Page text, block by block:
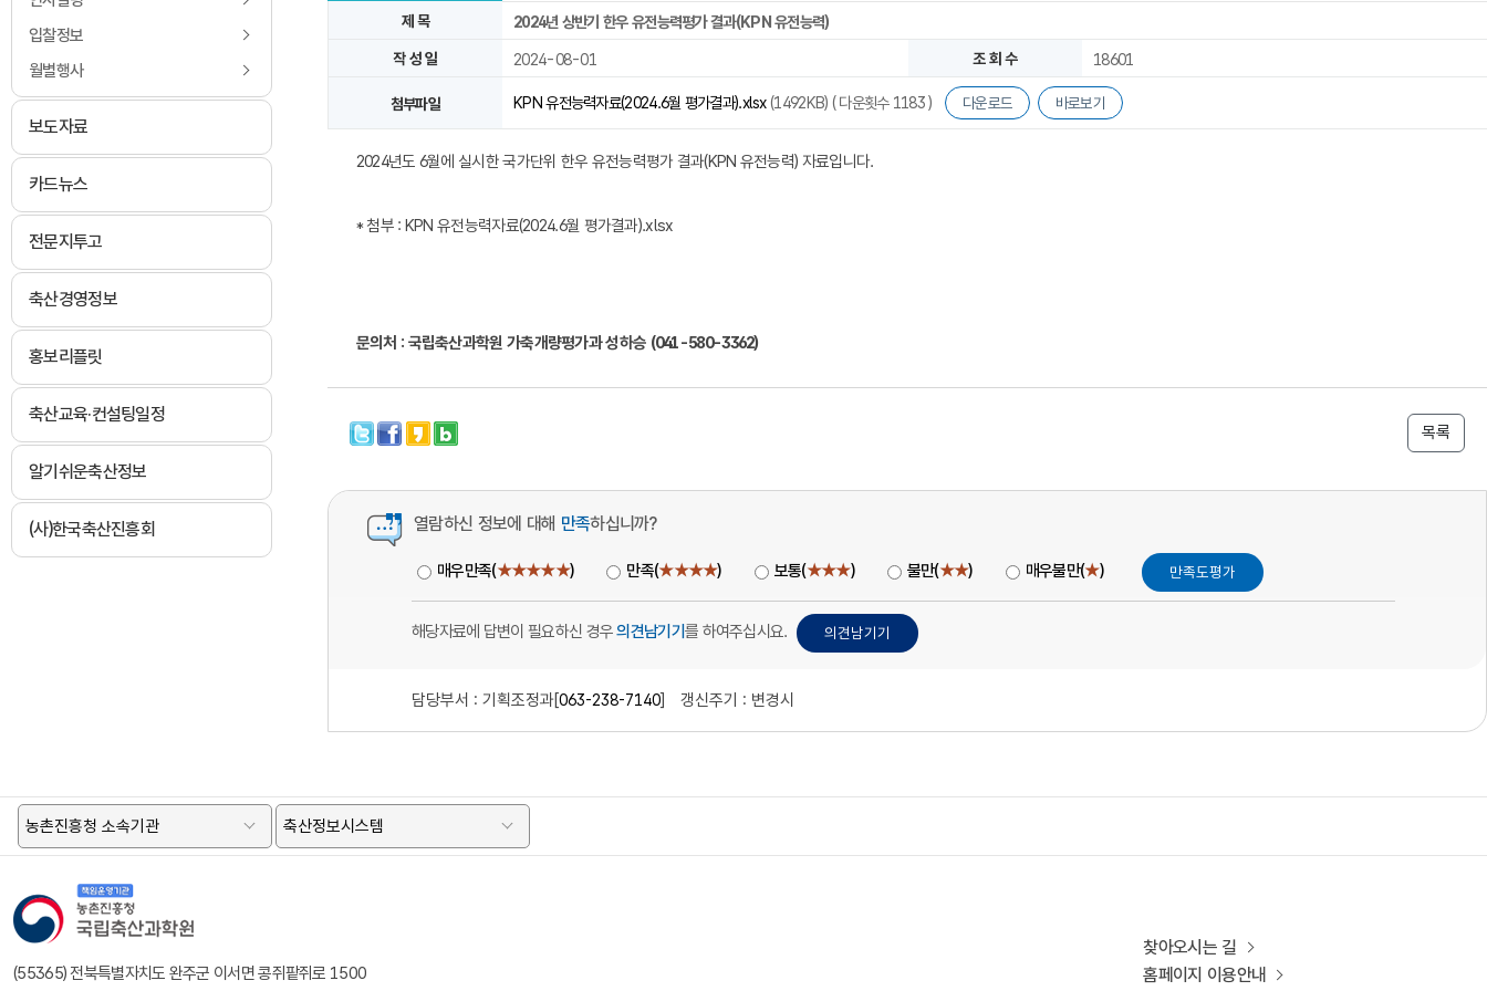
입찰정보
월별행사
보도자료
카드뉴스
전문지투고
축산경영정보
홍보리플릿
축산교육·컨설팅일정
알기쉬운축산정보
(사)한국축산진흥회
제 목 2024년 상반기 한우 유전능력평가 결과(KPN 유전능력)
작 성 일 2024-08-01 조 회 수 18601
첨부파일 KPN 유전능력자료(2024.6월 평가결과).xlsx(1492KB) ( 다운횟수 1183 ) 다운로드 바로보기
2024년도 6월에 실시한 국가단위 한우 유전능력평가 결과(KPN 유전능력) 자료입니다.
* 첨부 : KPN 유전능력자료(2024.6월 평가결과).xlsx
​문의처 : 국립축산과학원 가축개량평가과 성하승 (041-580-3362)
목록
열람하신 정보에 대해 만족하십니까?
매우만족(★★★★★) 만족(★★★★) 보통(★★★) 불만(★★) 매우불만(★)
해당자료에 답변이 필요하신 경우의견남기기 를 하여주십시요.
담당부서 : 기획조정과[063-238-7140] 갱신주기 : 변경시
농촌진흥청 소속기관 축산정보시스템
(55365) 전북특별자치도 완주군 이서면 콩쥐팥쥐로 1500
찾아오시는 길
홈페이지 이용안내